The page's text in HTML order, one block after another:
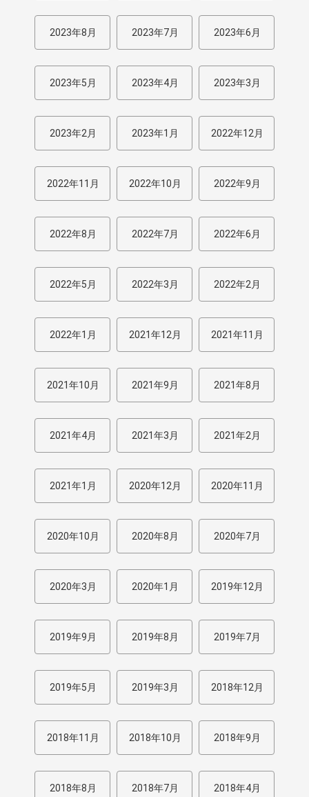
2023年8月 2023年7月 2023年6月
2023年5月 2023年4月 2023年3月
2023年2月 2023年1月 2022年12月
2022年11月 2022年10月 2022年9月
2022年8月 2022年7月 2022年6月
2022年5月 2022年3月 2022年2月
2022年1月 2021年12月 2021年11月
2021年10月 2021年9月 2021年8月
2021年4月 2021年3月 2021年2月
2021年1月 2020年12月 2020年11月
2020年10月 2020年8月 2020年7月
2020年3月 2020年1月 2019年12月
2019年9月 2019年8月 2019年7月
2019年5月 2019年3月 2018年12月
2018年11月 2018年10月 2018年9月
2018年8月 2018年7月 2018年4月